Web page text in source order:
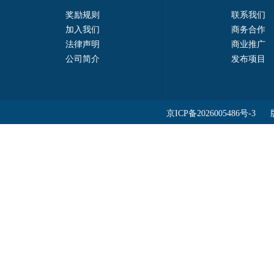
奖励规则
加入我们
法律声明
公司简介
联系我们
商务合作
商业推广
发布项目
京ICP备2026005486号-3